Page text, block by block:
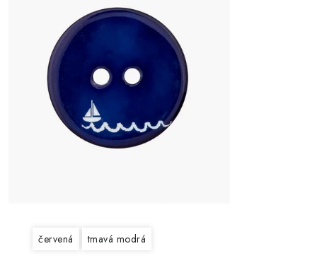
červená tmavá modrá